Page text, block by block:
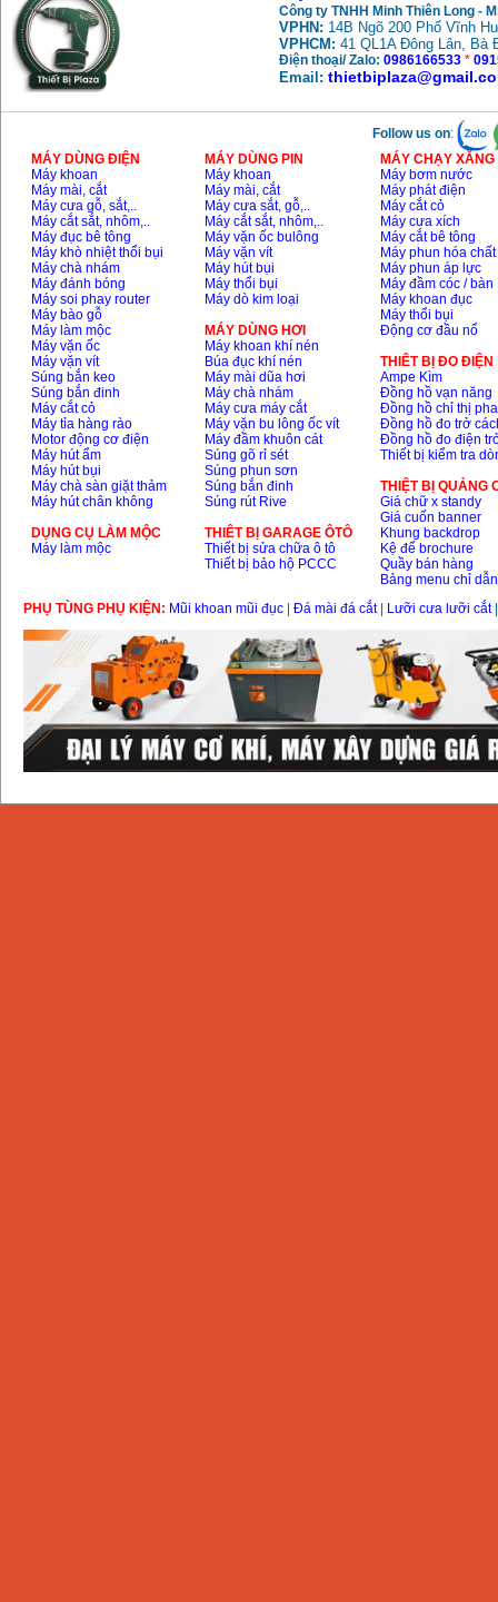
Công ty TNHH Minh Thiên Long -
VPHN: 14B Ngõ 200 Phố Vĩnh
VPHCM: 41 QL1A Đông Lân, Bà
Điện thoại/ Zalo: 0986166533 *
Email:
Follow us on:
MÁY DÙNG ĐIỆN
Máy khoan
Máy mài, cắt
Máy cưa gỗ, sắt,..
Máy cắt sắt, nhôm,..
Máy đục bê tông
Máy khò nhiệt thổi bụi
Máy chà nhám
Máy đánh bóng
Máy soi phay router
Máy bào gỗ
Máy làm mộc
Máy vặn ốc
Máy vặn vít
Súng bắn keo
Súng bắn đinh
Máy cắt cỏ
Máy tỉa hàng rào
Motor động cơ điện
Máy hút ẩm
Máy hút bụi
Máy chà sàn giặt thảm
Máy hút chân không
DỤNG CỤ LÀM MỘC
Máy làm mộc
MÁY DÙNG PIN
Máy khoan
Máy mài, cắt
Máy cưa sắt, gỗ,..
Máy cắt sắt, nhôm,..
Máy vặn ốc bulông
Máy vặn vít
Máy hút bụi
Máy thổi bụi
Máy dò kim loại
MÁY DÙNG HƠI
Máy khoan khí nén
Búa đục khí nén
Máy mài dũa hơi
Máy chà nhám
Máy cưa máy cắt
Máy vặn bu lông ốc vít
Máy đầm khuôn cát
Súng gõ rỉ sét
Súng phun sơn
Súng bắn đinh
Súng rút Rive
THIÊT BỊ GARAGE ÔTÔ
Thiết bị sửa chữa ô tô
Thiết bị bảo hộ PCCC
MÁY CHẠY
Máy bơm nước
Máy phát điện
Máy cắt cỏ
Máy cưa xích
Máy cắt bê tông
Máy phun hóa chất
Máy phun áp lực
Máy đầm cóc / bàn
Máy khoan đục
Máy thổi bụi
Động cơ đầu nổ
THIÊT BỊ ĐO ĐIỆN
Ampe Kìm
Đồng hồ vạn năng
Đồng hồ chỉ thị pha
Đồng hồ đo trở
Đồng hồ đo điện
Thiết bị kiểm tra
THIỆT BỊ QUẢNG
Giá chữ x standy
Giá cuốn banner
Khung backdrop
Kệ để brochure
Quầy bán hàng
Bảng menu chỉ dẫn
PHỤ TÙNG PHỤ KIỆN: Mũi khoan mũi đục Đá mài đá cắt| Lưỡi cưa lưỡi cắt